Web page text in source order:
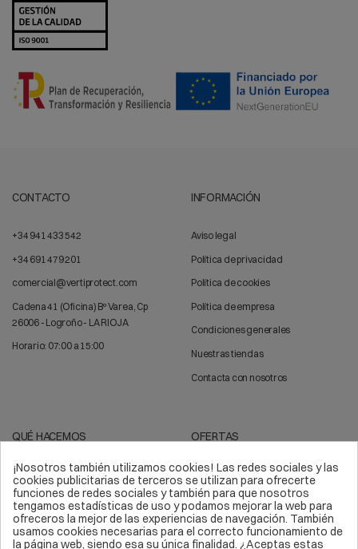
CONTACTO
+34 941 433 542
+34 691 479 201
comercial@vertiprotect.com
Cadena 41 (Oficina) Bº Varea, Cp
26006 - Logroño - LA RIOJA
Horario: 07:00 a 15:00
INFORMACIÓN
Aviso legal
Política de privacidad
Política de cookies
Política de empresa
Condiciones generales
Nuestras tiendas
Contacta con nosotros
QUÉ HACEMOS
Trabajos verticales
Líneas de vida
Epis
Equipos de protección
OFERTAS
Arnés de seguridad
Sistemas anticaídas
Kits de seguridad
Material deportivo
¡Nosotros también utilizamos cookies! Las redes sociales y las
cookies publicitarias de terceros se utilizan para ofrecerte
funciones de redes sociales y también para que nosotros
tengamos estadísticas de uso y podamos mejorar la web para
ofreceros la mejor de las experiencias de navegación. También
usamos cookies necesarias para el correcto funcionamiento de
la página web, siendo esa su única finalidad. ¿Aceptas estas